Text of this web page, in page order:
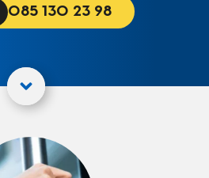
085 130 23 98